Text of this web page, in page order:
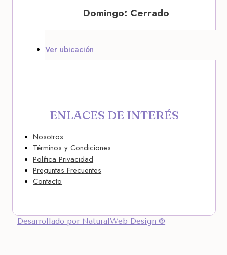
Domingo: Cerrado
Ver ubicación
ENLACES DE INTERÉS
Nosotros
Términos y Condiciones
Política Privacidad
Preguntas Frecuentes
Contacto
Desarrollado por NaturalWeb Design ®